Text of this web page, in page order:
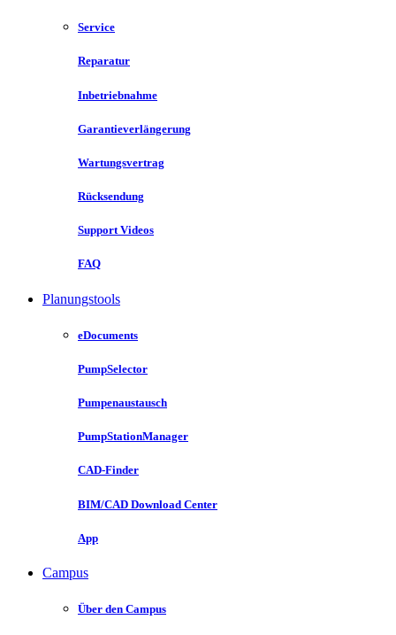
Service
Reparatur
Inbetriebnahme
Garantieverlängerung
Wartungsvertrag
Rücksendung
Support Videos
FAQ
Planungstools
eDocuments
PumpSelector
Pumpenaustausch
PumpStationManager
CAD-Finder
BIM/CAD Download Center
App
Campus
Über den Campus